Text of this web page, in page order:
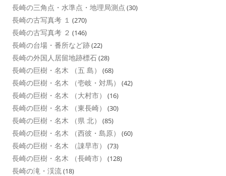
長崎の三角点・水準点・地理局測点 (30)
長崎の古写真考 １ (270)
長崎の古写真考 ２ (146)
長崎の台場・番所など跡(22)
長崎の外国人居留地跡標石(28)
長崎の巨樹・名木 （五 島） (68)
長崎の巨樹・名木 （壱岐・対馬） (42)
長崎の巨樹・名木 （大村市） (16)
長崎の巨樹・名木 （東長崎） (30)
長崎の巨樹・名木 （県 北） (85)
長崎の巨樹・名木 （西彼・島原） (60)
長崎の巨樹・名木 （諌早市） (73)
長崎の巨樹・名木 （長崎市） (128)
長崎の滝・渓流(18)